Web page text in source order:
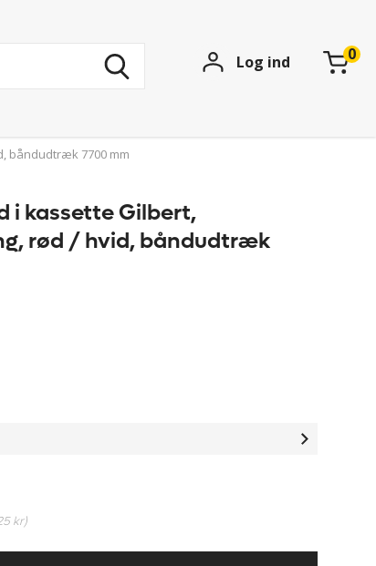
Log ind
båndudtræk 7700 mm
i kassette Gilbert,
rød / hvid, båndudtræk
kr)